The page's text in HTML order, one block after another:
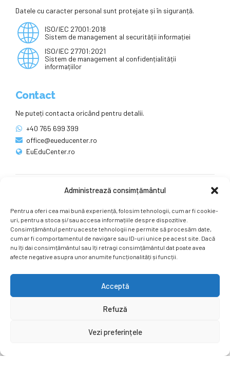
Administrează consimțământul
Pentru a oferi cea mai bună experiență, folosim tehnologii, cum ar fi cookie-
uri, pentru a stoca și/sau accesa informațiile despre dispozitive.
Consimțământul pentru aceste tehnologii ne permite să procesăm date,
cum ar fi comportamentul de navigare sau ID-uri unice pe acest site. Dacă
nu îți dai consimțământul sau îți retragi consimțământul dat poate avea
afecte negative asupra unor anumite funcționalități și funcții.
Acceptă
Refuză
Vezi preferințele
Datele cu caracter personal sunt protejate și în siguranță.
ISO/IEC 27001:2018
Sistem de management al securității informației
ISO/IEC 27701:2021
Sistem de management al confidențialității
informațiilor
Contact
Ne puteți contacta oricând pentru detalii.
+40 765 699 399
office@eueducenter.ro
EuEduCenter.ro
Ne puteți găsi și pe rețelele sociale.